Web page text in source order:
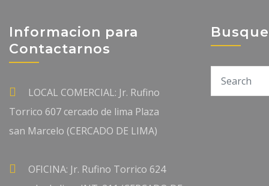
Informacion para
Contactarnos
LOCAL COMERCIAL: Jr. Rufino
Torrico 607 cercado de lima Plaza
san Marcelo (CERCADO DE LIMA)
OFICINA: Jr. Rufino Torrico 624